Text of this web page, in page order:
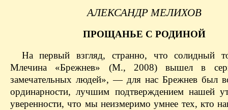
АЛЕКСАНДР МЕЛИХОВ
ПРОЩАНЬЕ С РОДИНОЙ
На первый взгляд, странно, что солидный
Млечина «Брежнев» (М., 2008) вышел в
замечательных людей», — для нас Брежнев был
ординарности, лучшим подтверждением нашей
уверенности, что мы неизмеримо умнее тех, кто